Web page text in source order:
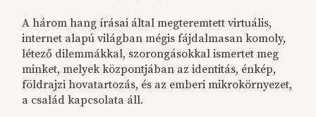
A három hang írásai által megteremtett virtuális,
internet alapú világban mégis fájdalmasan komoly,
létező dilemmákkal, szorongásokkal ismertet meg
minket, melyek központjában az identitás, énkép,
földrajzi hovatartozás, és az emberi mikrokörnyezet,
a család kapcsolata áll.